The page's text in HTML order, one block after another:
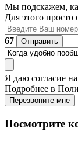
Мы подскажем,
Для этого просто
67
Отправить
Я даю согласие
Подробнее в
Перезвоните мне
Посмотрите